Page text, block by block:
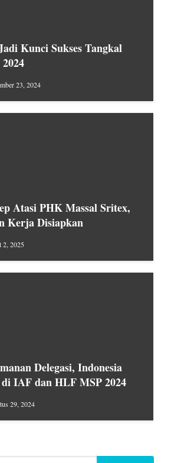
Kunci Sukses Tangkal
23, 2024
Atasi PHK Massal Sritex,
Kerja Disiapkan
2, 2025
Delegasi, Indonesia
IAF dan HLF MSP 2024
29, 2024